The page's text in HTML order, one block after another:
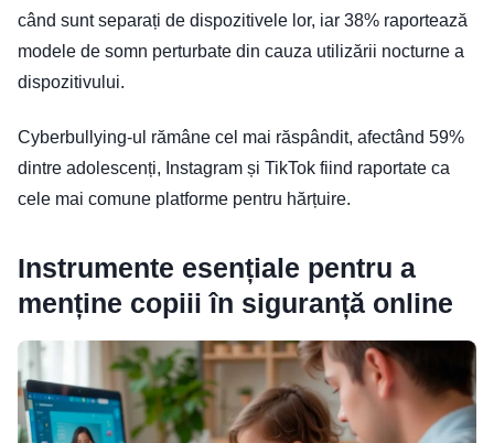
când sunt separați de dispozitivele lor, iar 38% raportează
modele de somn perturbate din cauza utilizării nocturne a
dispozitivului.
Cyberbullying-ul rămâne cel mai răspândit, afectând 59%
dintre adolescenți, Instagram și TikTok fiind raportate ca
cele mai comune platforme pentru hărțuire.
Instrumente esențiale pentru a
menține copiii în siguranță online